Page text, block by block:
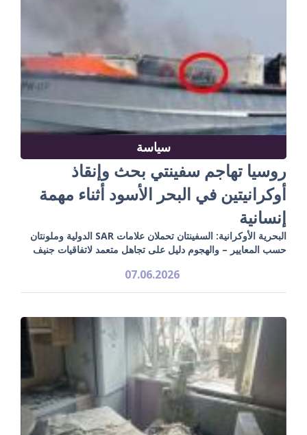
سياسة
روسيا تهاجم سفينتي بحث وإنقاذ
أوكرانيتين في البحر الأسود أثناء مهمة
إنسانية
البحرية الأوكرانية: السفينتان تحملان علامات SAR الدولية وملونتان
حسب المعايير – والهجوم دليل على تجاهل متعمد لاتفاقيات جنيف
07.06.2026